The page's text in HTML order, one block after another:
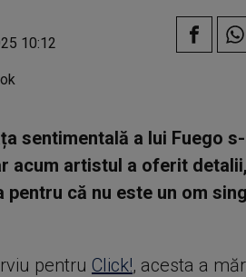
10:12
sentimentală a lui Fuego
acum artistul a oferit
pentru că nu este un om
pentru Click!, acesta a